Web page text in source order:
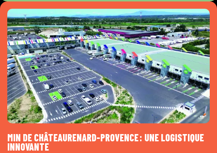
MIN DE CHÂTEAURENARD-PROVENCE : UNE LOGISTIQUE
INNOVANTE